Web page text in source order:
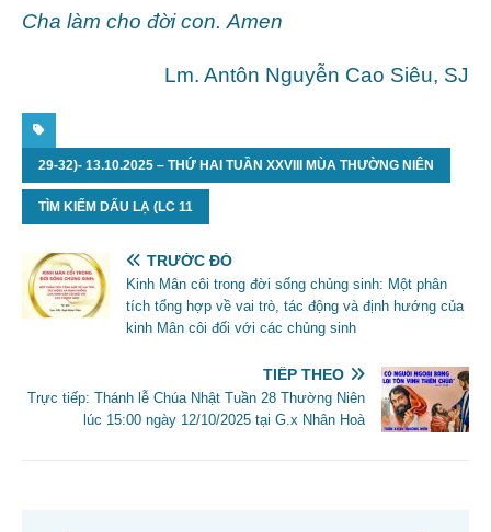
Cha làm cho đời con. Amen
Lm. Antôn Nguyễn Cao Siêu, SJ
29-32)- 13.10.2025 – THỨ HAI TUẦN XXVIII MÙA THƯỜNG NIÊN
TÌM KIẾM DẤU LẠ (LC 11
TRƯỚC ĐÓ
Kinh Mân côi trong đời sống chủng sinh: Một phân
tích tổng hợp về vai trò, tác động và định hướng của
kinh Mân côi đối với các chủng sinh
TIẾP THEO
Trực tiếp: Thánh lễ Chúa Nhật Tuần 28 Thường Niên
lúc 15:00 ngày 12/10/2025 tại G.x Nhân Hoà